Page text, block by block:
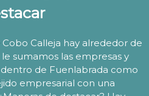
Calleja hay alrededor de
sumamos las empresas y
de Fuenlabrada como
empresarial con una